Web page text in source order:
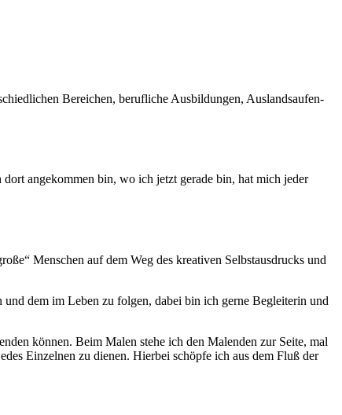
Bere­ichen, beru­fliche Aus­bil­dun­gen, Aus­land­saufen­
angekom­men bin, wo ich jet­zt ger­ade bin, hat mich jed­er
Men­schen auf dem Weg des kreativ­en Selb­staus­drucks und
und dem im Leben zu fol­gen, dabei bin ich gerne Beglei­t­erin und
kön­nen. Beim Malen ste­he ich den Mal­en­den zur Seite, mal
Einzel­nen zu dienen. Hier­bei schöpfe ich aus dem Fluß der